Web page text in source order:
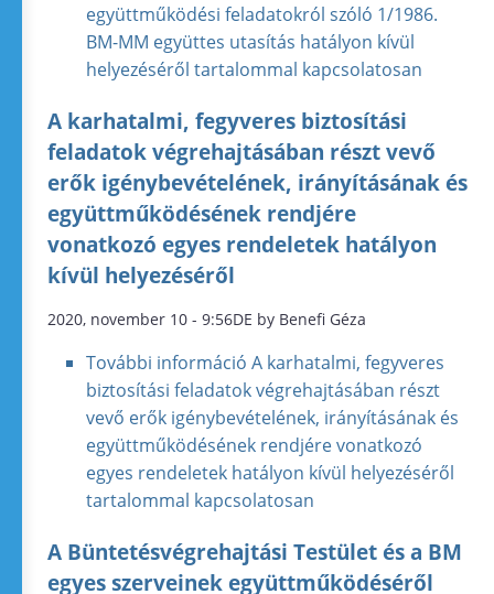
együttműködési feladatokról szóló 1/1986.
BM-MM együttes utasítás hatályon kívül
helyezéséről tartalommal kapcsolatosan
A karhatalmi, fegyveres biztosítási
feladatok végrehajtásában részt vevő
erők igénybevételének, irányításának és
együttműködésének rendjére
vonatkozó egyes rendeletek hatályon
kívül helyezéséről
2020, november 10 - 9:56DE by Benefi Géza
További információ A karhatalmi, fegyveres
biztosítási feladatok végrehajtásában részt
vevő erők igénybevételének, irányításának és
együttműködésének rendjére vonatkozó
egyes rendeletek hatályon kívül helyezéséről
tartalommal kapcsolatosan
A Büntetésvégrehajtási Testület és a BM
egyes szerveinek együttműködéséről